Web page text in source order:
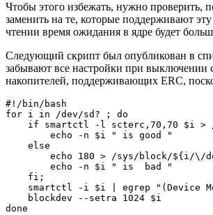
Чтобы этого избежать, нужно проверить,
заменить на те, которые поддерживают
чтении время ожидания в ядре будет
Следующий скрипт был опубликован в
забывают все настройки при выключении
накопителей, поддерживающих ERC,
#!/bin/bash
for i in /dev/sd? ; do
if smartctl -l scterc, 70 , 70 $i >
echo
-n $i
" is good "
else
echo
180 > /sys/ block/${i/\/
echo
-n $i
" is  bad "
fi ;
    smartctl
-i $i egrep
"(Device
    blockdev
--setra 1024 $i
done